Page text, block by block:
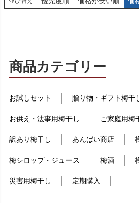
商品カテゴリー
お試しセット 贈り物・ギフト梅干
お供え・法事用梅干し ご家庭用梅
訳あり梅干し あんばい商店
梅シロップ・ジュース 梅酒
災害用梅干し 定期購入